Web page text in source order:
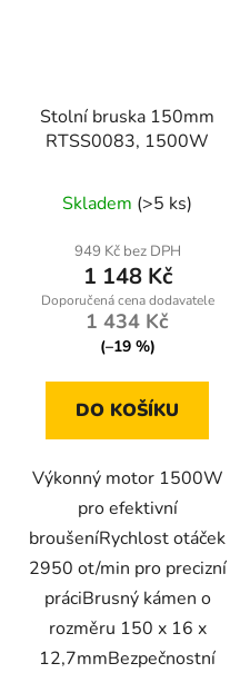
Stolní bruska 150mm
RTSS0083, 1500W
Skladem (>5 ks)
949 Kč bez DPH
1 148 Kč
1 434 Kč
(–19 %)
DO KOŠÍKU
Výkonný motor 1500W
pro efektivní
broušeníRychlost otáček
2950 ot/min pro precizní
práciBrusný kámen o
rozměru 150 x 16 x
12,7mmBezpečnostní